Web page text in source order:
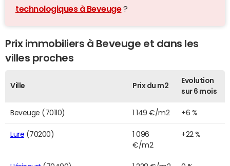
technologiques à Beveuge?
Prix immobiliers à Beveuge et dans les
villes proches
Ville Prix du m2
Evolution
sur 6 mois
Beveuge (70110) 1 149 €/m2 +6 %
Lure (70200)
1 096
€/m2
+22 %